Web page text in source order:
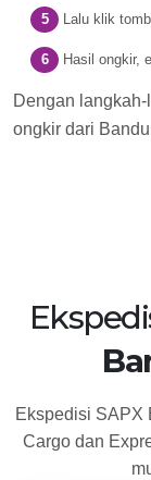
Lalu klik
Hasil ongkir,
Dengan
ongkir dari
Ekspedisi SAPX
Cargo dan